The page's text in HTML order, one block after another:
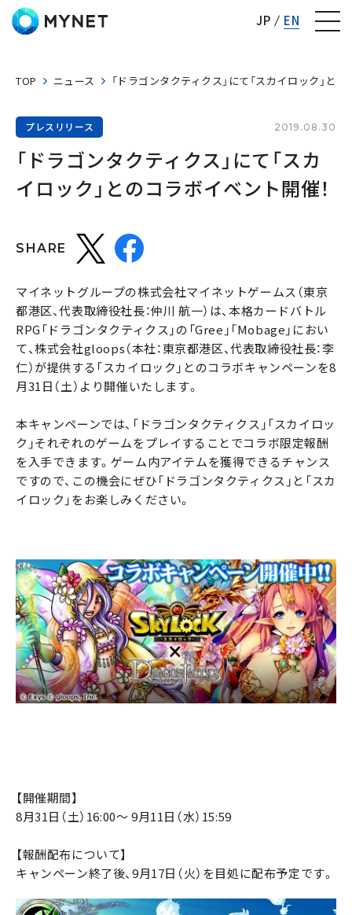
JP EN
TOP ニュース 「ドラゴンタクティクス」にて「スカイロック」と
プレスリリース 2019.08.30
「ドラゴンタクティクス」にて「スカ
イロック」とのコラボイベント開催！
SHARE
マイネットグループの株式会社マイネットゲームス（東京
都港区、代表取締役社長：仲川 航一）は、本格カードバトル
RPG「ドラゴンタクティクス」の「Gree」「Mobage」におい
て、株式会社gloops（本社：東京都港区、代表取締役社長：李
仁）が提供する「スカイロック」とのコラボキャンペーンを8
月31日（土）より開催いたします。
本キャンペーンでは、「ドラゴンタクティクス」「スカイロッ
ク」それぞれのゲームをプレイすることでコラボ限定報酬
を入手できます。ゲーム内アイテムを獲得できるチャンス
ですので、この機会にぜひ「ドラゴンタクティクス」と「スカ
イロック」をお楽しみください。
【開催期間】
8月31日（土）16:00～ 9月11日（水）15:59
【報酬配布について】
キャンペーン終了後、9月17日（火）を目処に配布予定です。